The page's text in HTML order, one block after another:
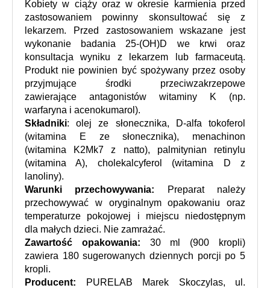
Kobiety w ciąży oraz w okresie karmienia przed
zastosowaniem powinny skonsultować się z
lekarzem. Przed zastosowaniem wskazane jest
wykonanie badania 25-(OH)D we krwi oraz
konsultacja wyniku z lekarzem lub farmaceutą.
Produkt nie powinien być spożywany przez osoby
przyjmujące środki przeciwzakrzepowe
zawierające antagonistów witaminy K (np.
warfaryna i acenokumarol).
Składniki: olej ze słonecznika, D-alfa tokoferol
(witamina E ze słonecznika), menachinon
(witamina K2Mk7 z natto), palmitynian retinylu
(witamina A), cholekalcyferol (witamina D z
lanoliny).
Warunki przechowywania: Preparat należy
przechowywać w oryginalnym opakowaniu oraz
temperaturze pokojowej i miejscu niedostępnym
dla małych dzieci. Nie zamrażać.
Zawartość opakowania: 30 ml (900 kropli)
zawiera 180 sugerowanych dziennych porcji po 5
kropli.
Producent:
PURELAB Marek Skoczylas, ul.